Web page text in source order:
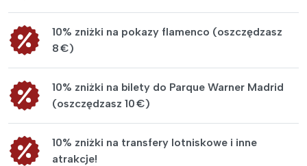
10% zniżki na pokazy flamenco (oszczędzasz
8 €)
10% zniżki na bilety do Parque Warner Madrid
(oszczędzasz 10 €)
10% zniżki na transfery lotniskowe i inne
atrakcje!